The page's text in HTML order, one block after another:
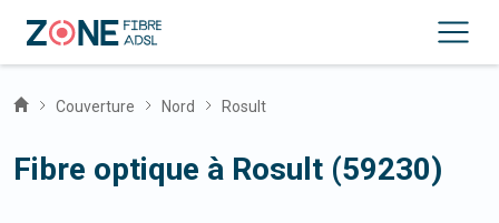
Couverture Nord Rosult
Fibre optique à Rosult (59230)